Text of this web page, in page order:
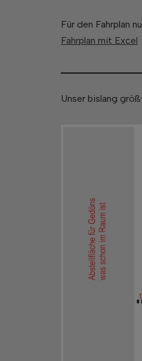
Für den Fahrplan
Fahrplan mit Excel
Unser bislang